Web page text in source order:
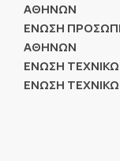
ΑΘΗΝΩΝ
ΕΝΩΣΗ
ΑΘΗΝΩΝ
ΕΝΩΣΗ
ΕΝΩΣΗ